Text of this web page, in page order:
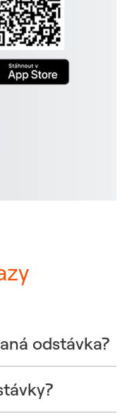
odstávka?